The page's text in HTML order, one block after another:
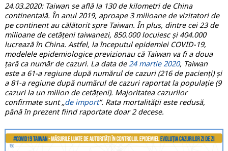
24.03.2020: Taiwan se află la 130 de kilometri de China
continentală. În anul 2019, aproape 3 milioane de vizitatori de
pe continent au călătorit spre Taiwan. În plus, dintre cei 23 de
milioane de cetățeni taiwanezi, 850.000 locuiesc și 404.000
lucrează în China. Astfel, la începutul epidemiei COVID-19,
modelele epidemiologice previzionau că Taiwan va fi a doua
țară ca număr de cazuri. La data de 24 martie 2020, Taiwan
este a 61-a regiune după numărul de cazuri (216 de pacienți) și
a 81-a regiune după numărul de cazuri raportat la populație (9
cazuri la un milion de cetățeni). Majoritatea cazurilor
confirmate sunt „de import”. Rata mortalității este redusă,
până în prezent fiind raportate doar 2 decese.